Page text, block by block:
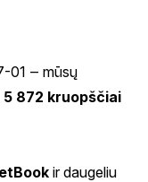
01 ‒ mūsų
5 872 kruopščiai
ir daugeliu